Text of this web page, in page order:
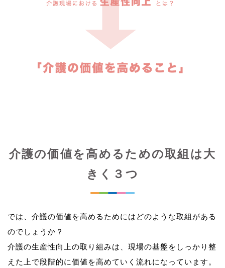
介護の価値を高めるための取組は大
きく３つ
では、介護の価値を高めるためにはどのような取組がある
のでしょうか？
介護の生産性向上の取り組みは、現場の基盤をしっかり整
えた上で段階的に価値を高めていく流れになっています。